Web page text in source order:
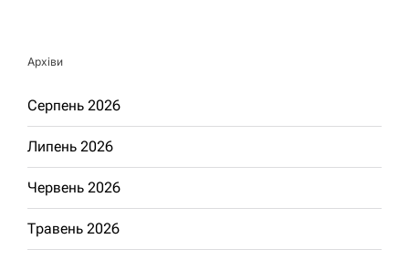
Архіви
Серпень 2026
Липень 2026
Червень 2026
Травень 2026